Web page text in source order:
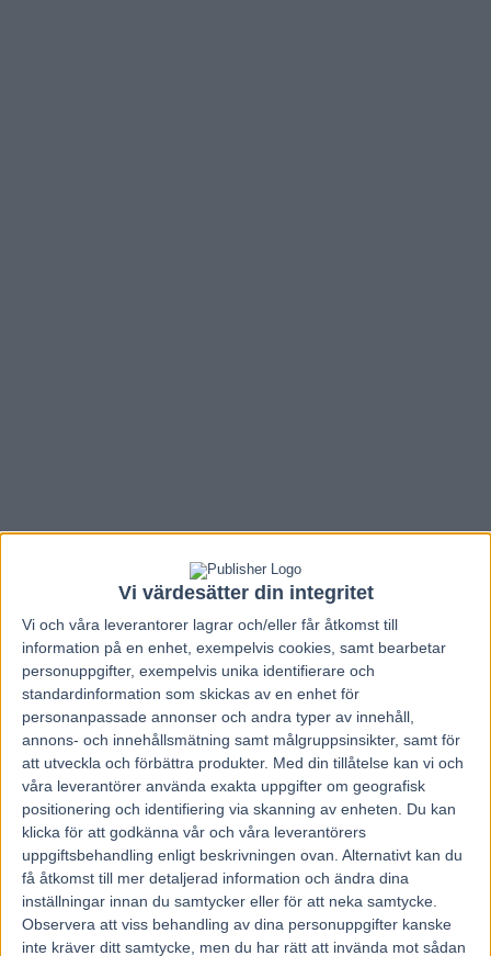
Vi värdesätter din integritet
Vi och våra leverantorer lagrar och/eller får åtkomst till
information på en enhet, exempelvis cookies, samt bearbetar
personuppgifter, exempelvis unika identifierare och
standardinformation som skickas av en enhet för
personanpassade annonser och andra typer av innehåll,
annons- och innehållsmätning samt målgruppsinsikter, samt för
att utveckla och förbättra produkter. Med din tillåtelse kan vi och
våra leverantörer använda exakta uppgifter om geografisk
positionering och identifiering via skanning av enheten. Du kan
klicka för att godkänna vår och våra leverantörers
uppgiftsbehandling enligt beskrivningen ovan. Alternativt kan du
få åtkomst till mer detaljerad information och ändra dina
inställningar innan du samtycker eller för att neka samtycke.
Observera att viss behandling av dina personuppgifter kanske
inte kräver ditt samtycke, men du har rätt att invända mot sådan